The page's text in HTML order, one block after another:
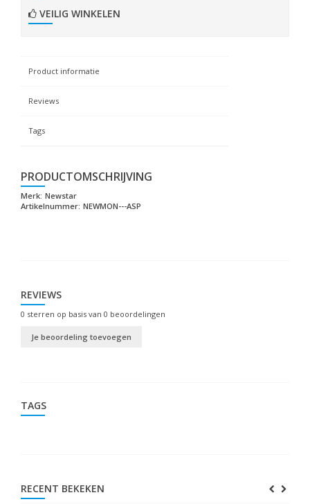
VEILIG WINKELEN
Product informatie
Reviews
Tags
PRODUCTOMSCHRIJVING
Merk: Newstar
Artikelnummer: NEWMON---ASP
REVIEWS
0 sterren op basis van 0 beoordelingen
Je beoordeling toevoegen
TAGS
RECENT BEKEKEN